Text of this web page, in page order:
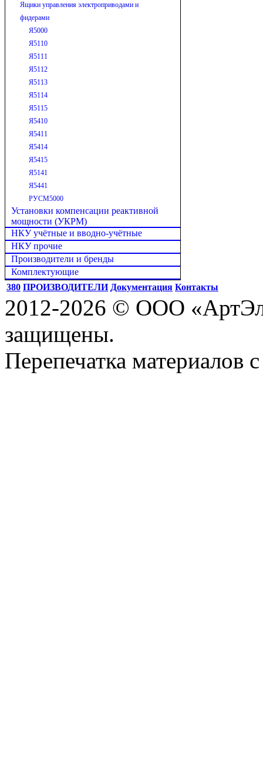
Ящики управления электроприводами и
фидерами
Я5000
Я5110
Я5111
Я5112
Я5113
Я5114
Я5115
Я5410
Я5411
Я5414
Я5415
Я5141
Я5441
РУСМ5000
Установки компенсации реактивной
мощности (УКРМ)
НКУ учётные и вводно-учётные
НКУ прочие
Производители и бренды
Комплектующие
380 ПРОИЗВОДИТЕЛИ Документация Контакты
2012-2026 © ООО
защищены.
Перепечатка материалов